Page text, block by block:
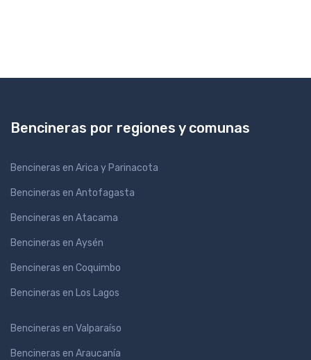
Bencineras por regiones y comunas
Bencineras en Arica y Parinacota
Bencineras en Antofagasta
Bencineras en Atacama
Bencineras en Aysén
Bencineras en Coquimbo
Bencineras en Los Lagos
Bencineras en Valparaíso
Bencineras en Araucanía